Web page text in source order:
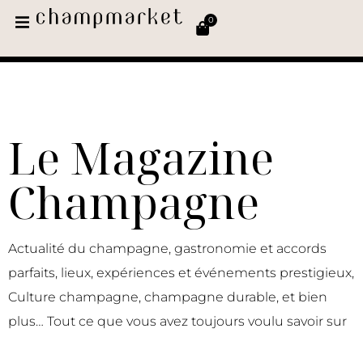
0
Le Magazine
Champagne
Actualité du champagne, gastronomie et accords
parfaits, lieux, expériences et événements prestigieux,
Culture champagne, champagne durable, et bien
plus… Tout ce que vous avez toujours voulu savoir sur